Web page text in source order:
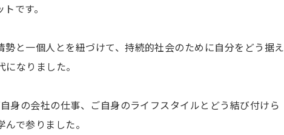
です。
と一個人とを紐づけて、持続的社会のために自分をどう据え
なりました。
身の会社の仕事、ご自身のライフスタイルとどう結び付けら
で参りました。